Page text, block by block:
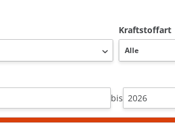
Kraftstoffart
bis